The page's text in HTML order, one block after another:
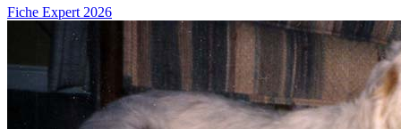
Fiche Expert 2026